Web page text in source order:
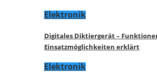
Elektronik
Digitales Diktiergerät –
Einsatzmöglichkeiten erklärt
Elektronik